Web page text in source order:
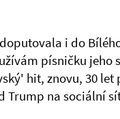
i do
písničku jeho
hit, znovu, 30
Trump na sociální